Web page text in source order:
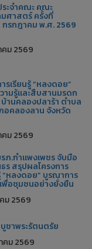
ะจำคณะ คณะ
ศาสตร์ ครั้งที่
รกฎาคม พ.ศ. 2569
คม 2569
เรียนรู้ “หลงดอย”
ามรู้และสืบสานมรดก
านคลองปลาร้า ตำบล
คลองลาน จังหวัด
คม 2569
.กำแพงเพชร จับมือ
สรุปผลโครงการ
หลงดอย” บูรณาการ
พื่อชุมชนอย่างยั่งยืน
ม 2569
าพระรัตนตรัย
คม 2569